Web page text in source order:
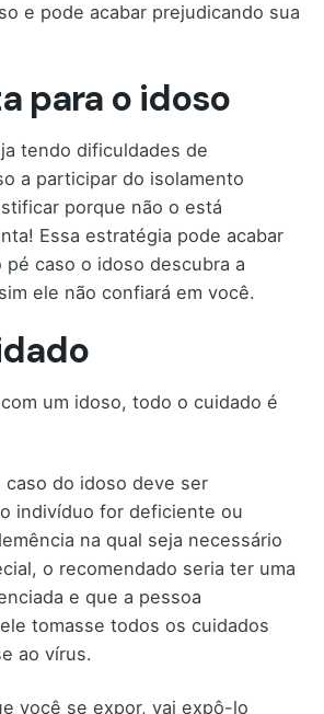
e pode acabar prejudicando sua
para o idoso
tendo dificuldades de
a participar do isolamento
porque não o está
Essa estratégia pode acabar
caso o idoso descubra a
ele não confiará em você.
um idoso, todo o cuidado é
caso do idoso deve ser
indivíduo for deficiente ou
na qual seja necessário
o recomendado seria ter uma
e que a pessoa
tomasse todos os cuidados
ao vírus.
você se expor, vai expô-lo